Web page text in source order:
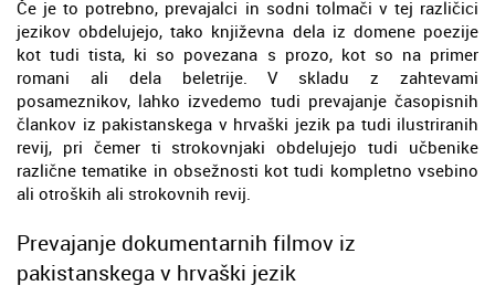
Če je to potrebno, prevajalci in sodni tolmači v tej različici
jezikov obdelujejo, tako književna dela iz domene poezije
kot tudi tista, ki so povezana s prozo, kot so na primer
romani ali dela beletrije. V skladu z zahtevami
posameznikov, lahko izvedemo tudi prevajanje časopisnih
člankov iz pakistanskega v hrvaški jezik pa tudi ilustriranih
revij, pri čemer ti strokovnjaki obdelujejo tudi učbenike
različne tematike in obsežnosti kot tudi kompletno vsebino
ali otroških ali strokovnih revij.
Prevajanje dokumentarnih filmov iz
pakistanskega v hrvaški jezik